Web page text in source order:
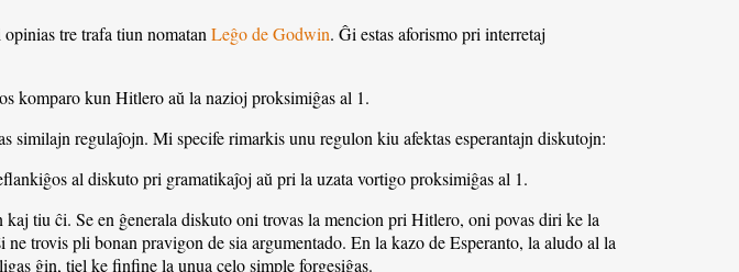
tre trafa tiun nomatanLeĝo de Godwin. Ĝi estas aforismo pri interretaj
komparo kun Hitlero aŭ la nazioj proksimiĝas al 1.
similajn regulaĵojn. Mi specife rimarkis unu regulon kiu afektas esperantajn diskutojn:
al diskuto pri gramatikaĵoj aŭ pri la uzata vortigo proksimiĝas al 1.
tiu ĉi. Se en ĝenerala diskuto oni trovas la mencion pri Hitlero, oni povas diri ke la
trovis pli bonan pravigon de sia argumentado. En la kazo de Esperanto, la aludo al la
ĝin, tiel ke finfine la unua celo simple forgesiĝas.